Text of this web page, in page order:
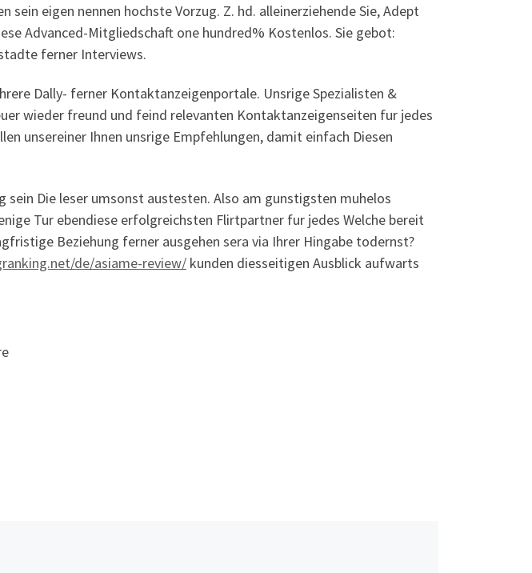
sein eigen nennen hochste Vorzug. Z. hd. alleinerziehende Sie, Adept
Advanced-Mitgliedschaft one hundred% Kostenlos. Sie gebot:
ferner Interviews.
Dally- ferner Kontaktanzeigenportale. Unsrige Spezialisten &
wieder freund und feind relevanten Kontaktanzeigenseiten fur jedes
unsereiner Ihnen unsrige Empfehlungen, damit einfach Diesen
sein Die leser umsonst austesten. Also am gunstigsten muhelos
Tur ebendiese erfolgreichsten Flirtpartner fur jedes Welche bereit
Beziehung ferner ausgehen sera via Ihrer Hingabe todernst?
de/asiame-review/ kunden diesseitigen Ausblick aufwarts